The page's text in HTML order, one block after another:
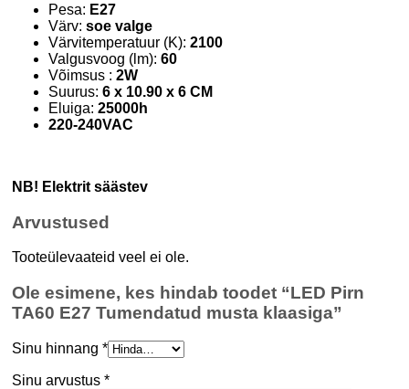
Pesa: E27
Värv: soe valge
Värvitemperatuur (K): 2100
Valgusvoog (lm): 60
Võimsus : 2W
Suurus: 6 x 10.90 x 6 CM
Eluiga: 25000h
220-240VAC
NB! Elektrit säästev
Arvustused
Tooteülevaateid veel ei ole.
Ole esimene, kes hindab toodet “LED Pirn
TA60 E27 Tumendatud musta klaasiga”
Sinu hinnang *
Sinu arvustus *